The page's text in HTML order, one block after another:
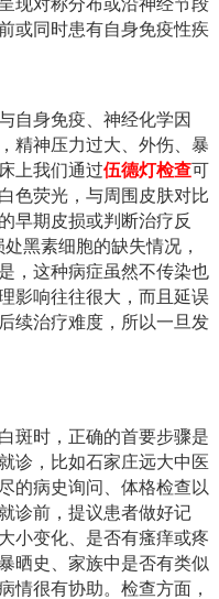
现对称分布或沿神经节段
或同时患有自身免疫性疾
自身免疫、神经化学因
精神压力过大、外伤、暴
上我们通过伍德灯检查可
色荧光，与周围皮肤对比
早期皮损或判断治疗反
黑素细胞的缺失情况，
，这种病症虽然不传染也
影响往往很大，而且延误
续治疗难度，所以一旦发
斑时，正确的首要步骤是
诊，比如石家庄远大中医
的病史询问、体格检查以
诊前，提议患者做好记
小变化、是否有瘙痒或疼
晒史、家族中是否有类似
情很有协助。检查方面，